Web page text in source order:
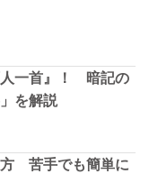
一首』！ 暗記の
を解説
苦手でも簡単に